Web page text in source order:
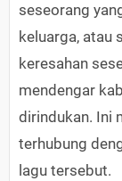
seseorang
keluarga, atau
keresahan
mendengar
dirindukan. Ini
terhubung
lagu tersebut.